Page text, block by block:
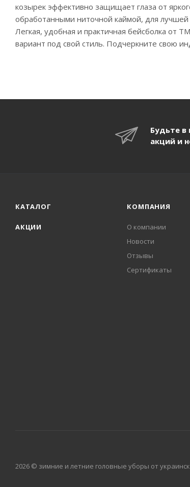
козырек эффективно защищает глаза от
обработанными ниточной каймой, для лучшей
Легкая, удобная и практичная бейсболка от
вариант под свой стиль. Подчеркните свою
Будьте в
акций и
КАТАЛОГ
АКЦИИ
КОМПАНИЯ
О компании
Новости
Отзывы
Сертификаты
2026 © зимние и летние головные уборы от